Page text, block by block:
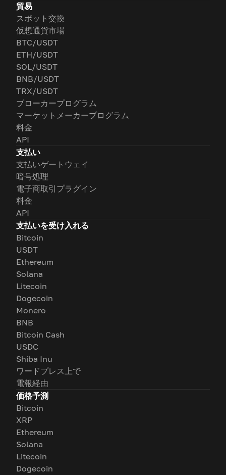
貿易
スポット交換
仮想通貨市場
BTC/USDT
ETH/USDT
SOL/USDT
BNB/USDT
TRX/USDT
ブローカープログラム
マーケットメーカープログラム
料金
API
支払い
支払いゲートウェイ
暗号処理
電子商取引プラグイン
料金
API
支払いを受け入れる
Bitcoin
USDT
Ethereum
Solana
Litecoin
Dogecoin
Monero
BNB
Bitcoin Cash
USDC
Shiba Inu
ワードプレス上で
電報経由
価格予測
Bitcoin
XRP
Ethereum
Solana
Litecoin
Dogecoin